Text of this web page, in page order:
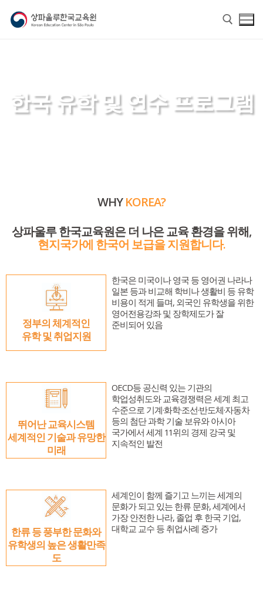
교육원장 인사말
주요업무소개
위치 및 연락처
한국어
한국어채택교
TOPIK
한국문화교실
한글학교
한글학교 소개
한글학교 공지사항
한글학교 행사 사진
유학 및 취업
유학 및 취업 정보 안내
한국유학
유학자료
현지 교육제도 소개
알림마당
알림마당
공지사항
행사사진
한국어
한국어
Português
한국 유학 및 연수 프로그램
WHYKOREA?
상파울루 한국교육원은 더 나은 교육 환경을 위해,
현지국가에 한국어 보급을 지원합니다.
정부의 체계적인
유학 및 취업지원
한국은 미국이나 영국 등 영어권 나라나
일본 등과 비교해 학비나 생활비 등 유학
비용이 적게 들며, 외국인 유학생을 위한
영어전용강좌 및 장학제도가 잘
준비되어 있음
뛰어난 교육시스템
세계적인 기술과 유망한
미래
OECD등 공신력 있는 기관의
학업성취도와 교육경쟁력은 세계 최고
수준으로 기계·화학·조선·반도체·자동차
등의 첨단 과학 기술 보유와 아시아
국가에서 세계 11위의 경제 강국 및
지속적인 발전
한류 등 풍부한 문화와
유학생의 높은 생활만족
도
세계인이 함께 즐기고 느끼는 세계의
문화가 되고 있는 한류 문화, 세계에서
가장 안전한 나라, 졸업 후 한국 기업,
대학교 교수 등 취업사례 증가